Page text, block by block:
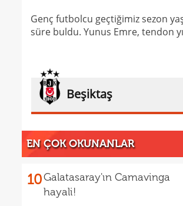
Genç futbolcu geçtiğimiz sezon
süre buldu. Yunus Emre, tendon
Beşiktaş
EN ÇOK OKUNANLAR
10Galatasaray'ın Camavinga
hayali!